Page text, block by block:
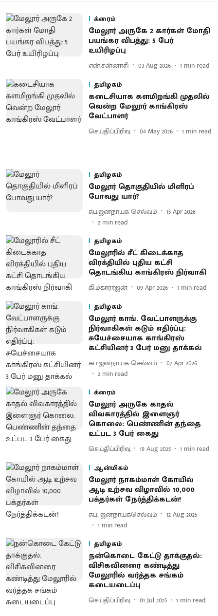
க்ரைம்
மேலூர் அருகே 2 கார்கள் மோதி
பயங்கர விபத்து: 5 பேர்
உயிரிழப்பு
என்.சன்னாசி 03 Aug 2026 1 min read
தமிழகம்
கடைசியாக களமிறங்கி முதலில்
வென்ற மேலூர் காங்கிரஸ்
வேட்பாளர்
செய்திப்பிரிவு 04 May 2026 1 min read
தமிழகம்
மேலூர் தொகுதியில் மிளிரப்
போவது யார்?
சுப.ஜனநாயக செல்வம்
15 Apr 2026
2 min read
தமிழகம்
மேலூரில் சீட் கிடைக்காத
விரக்தியில் புதிய கட்சி
தொடங்கிய காங்கிரஸ் நிர்வாகி
கி.மகாராஜன் 09 Apr 2026 1 min read
தமிழகம்
மேலூர் காங். வேட்பாளருக்கு
நிர்வாகிகள் கடும் எதிர்ப்பு:
சுயேச்சையாக காங்கிரஸ்
கட்சியினர் 3 பேர் மனு தாக்கல்
சுப.ஜனநாயக செல்வம்
07 Apr 2026
2 min read
க்ரைம்
மேலூர் அருகே காதல்
விவகாரத்தில் இளைஞர்
கொலை: பெண்ணின் தந்தை
உட்பட 3 பேர் கைது
செய்திப்பிரிவு 19 Aug 2025 1 min read
ஆன்மிகம்
மேலூர் நாகம்மாள் கோயில்
ஆடி உற்சவ விழாவில் 10,000
பக்தர்கள் நேர்த்திக்கடன்!
சுப. ஜனநாயகசெல்வம்
12 Aug 2025
1 min read
தமிழகம்
நன்கொடை கேட்டு தாக்குதல்:
விசிகவினரை கண்டித்து
மேலூரில் வர்த்தக சங்கம்
கடையடைப்பு
செய்திப்பிரிவு 01 Jul 2025 1 min read